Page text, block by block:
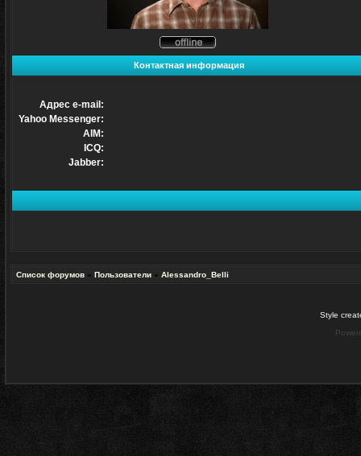
в
сети
Контактная информация
Адрес e-mail:
Yahoo Messenger:
AIM:
ICQ:
Jabber:
Список форумов » Пользователи » Alessandro_Belli
Style